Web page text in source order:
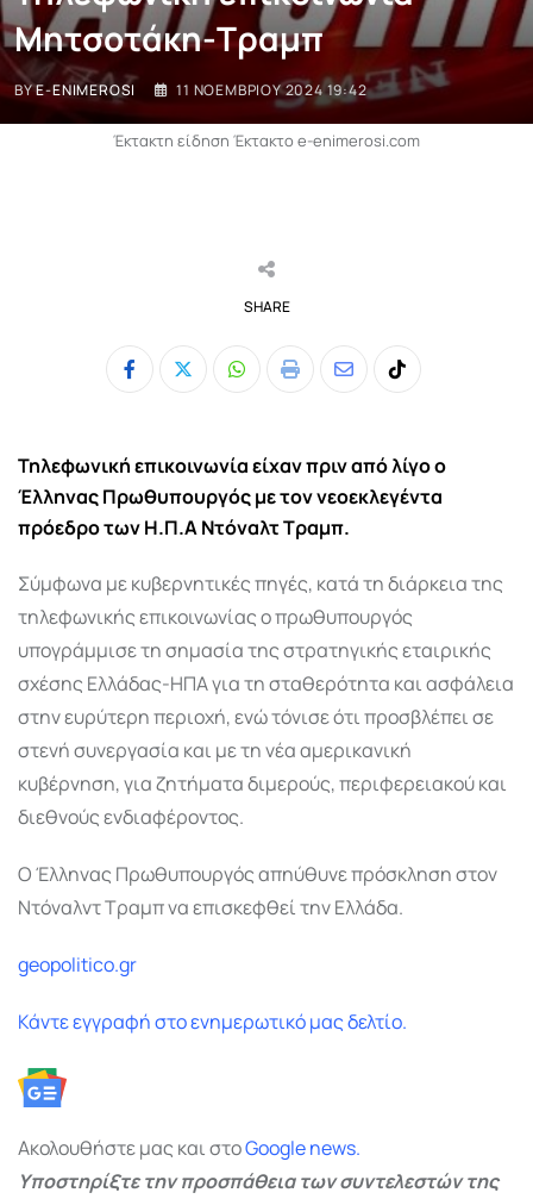
Μητσοτάκη-Τραμπ
BYE-ENIMEROSI 11 ΝΟΕΜΒΡΊΟΥ 2024 19:42
Έκτακτη είδηση Έκτακτο e-enimerosi.com
SHARE
Whatsapp
Print
ShareTiktok
Τηλεφωνική επικοινωνία είχαν πριν από λίγο ο
Έλληνας Πρωθυπουργός με τον νεοεκλεγέντα
πρόεδρο των Η.Π.Α Ντόναλτ Τραμπ.
Σύμφωνα με κυβερνητικές πηγές, κατά τη διάρκεια της
τηλεφωνικής επικοινωνίας ο πρωθυπουργός
υπογράμμισε τη σημασία της στρατηγικής εταιρικής
σχέσης Ελλάδας-ΗΠΑ για τη σταθερότητα και ασφάλεια
στην ευρύτερη περιοχή, ενώ τόνισε ότι προσβλέπει σε
στενή συνεργασία και με τη νέα αμερικανική
κυβέρνηση, για ζητήματα διμερούς, περιφερειακού και
διεθνούς ενδιαφέροντος.
Ο Έλληνας Πρωθυπουργός απηύθυνε πρόσκληση στον
Ντόναλντ Τραμπ να επισκεφθεί την Ελλάδα.
geopolitico.gr
Κάντε εγγραφή στο ενημερωτικό μας δελτίο.
Ακολουθήστε μας και στοGooglenews.
Υποστηρίξτε την προσπάθεια των συντελεστών της